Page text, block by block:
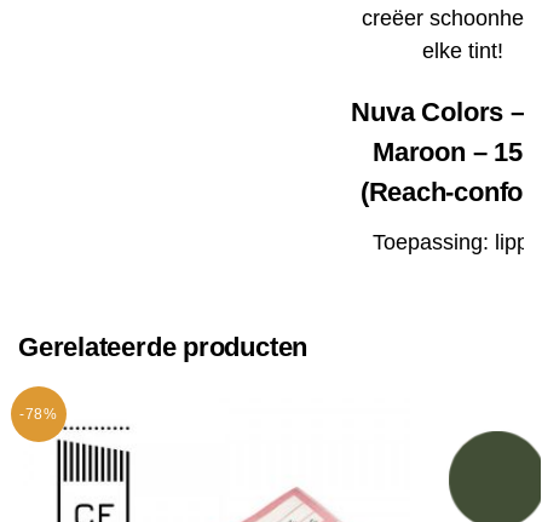
creëer
elke tint!
Nuva Colors –
Maroon –
(Reach-
Toepassing:
Gerelateerde producten
-78%